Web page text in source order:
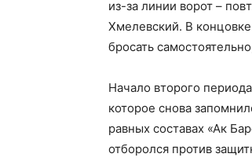
из-за линии ворот –
Хмелевский. В
бросать
Начало второго
которое снова
равных составах «Ак
отборолся против